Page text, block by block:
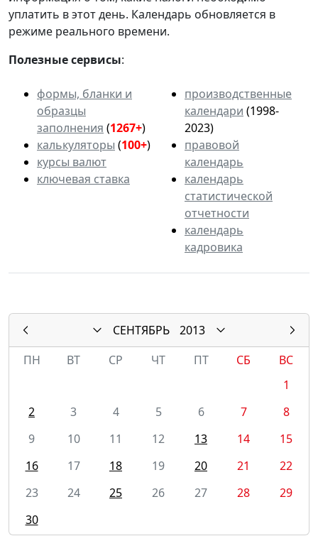
уплатить в этот день. Календарь обновляется в
режиме реального времени.
Полезные сервисы:
формы, бланки и
образцы
заполнения (1267+)
калькуляторы (100+)
курсы валют
ключевая ставка
производственные
календари (1998-
2023)
правовой
календарь
календарь
статистической
отчетности
календарь
кадровика
СЕНТЯБРЬ
2013
ПН
ВТ СР ЧТ ПТ СБ
ВС
1
2
3 4 5 6 7
8
9
10 11 12 13 14
15
16
17 18 19 20 21
22
23
24 25 26 27 28
29
30